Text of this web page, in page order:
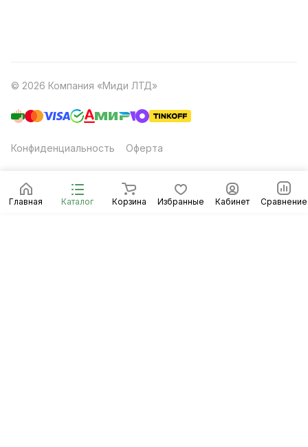
Главная Каталог Корзина Избранные Кабинет Сравнение
© 2026 Компания «Миди ЛТД»
Конфиденциальность Оферта